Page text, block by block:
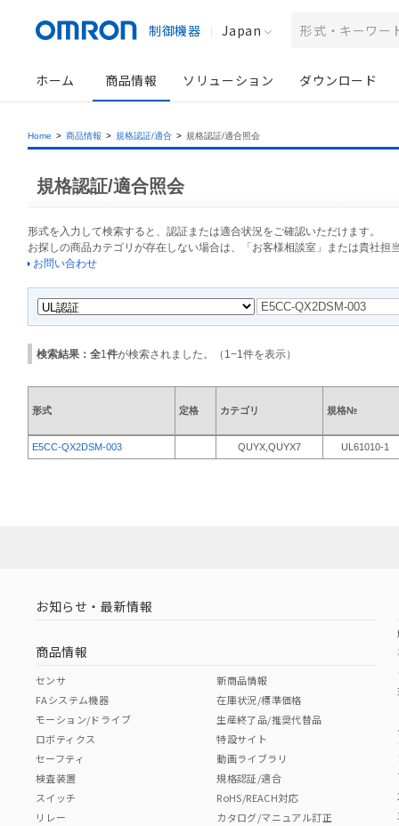
制御機器 Japan
ホーム 商品情報 ソリューション ダウンロード
Home > 商品情報 > 規格認証/適合 > 規格認証/適合照会
規格認証/適合照会
形式を入力して検索すると、認証または適合状況をご確認いただけます。
お探しの商品カテゴリが存在しない場合は、「お客様相談室」または貴社担
お問い合わせ
検索結果：全1 件が検索されました。（ 1 −1 件を表示）
形式 定格 カテゴリ 規格№
E5CC-QX2DSM-003 QUYX,QUYX7 UL61010-1
お知らせ・最新情報
商品情報
センサ
FAシステム機器
モーション/ドライブ
ロボティクス
セーフティ
検査装置
スイッチ
リレー
新商品情報
在庫状況/標準価格
生産終了品/推奨代替品
特設サイト
動画ライブラリ
規格認証/適合
RoHS/REACH対応
カタログ/マニュアル訂正